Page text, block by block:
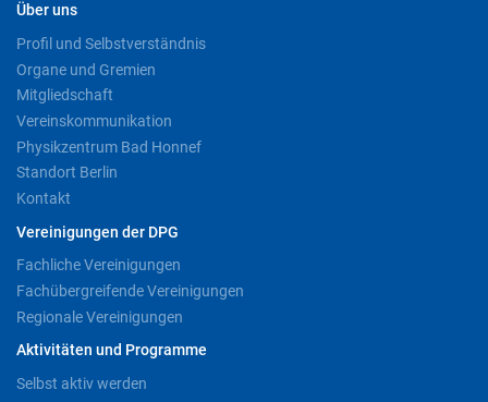
Über uns
Profil und Selbstverständnis
Organe und Gremien
Mitgliedschaft
Vereinskommunikation
Physikzentrum Bad Honnef
Standort Berlin
Kontakt
Vereinigungen der DPG
Fachliche Vereinigungen
Fachübergreifende Vereinigungen
Regionale Vereinigungen
Aktivitäten und Programme
Selbst aktiv werden